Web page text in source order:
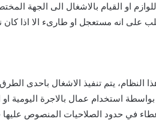
او القيام بالاشغال الى الجهة
على انه مستعجل او طارىء الا اذا كان
النظام، يتم تنفيذ الاشغال باحدى الطرق
بواسطة استخدام عمال بالاجرة اليومية او
في حدود الصلاحيات المنصوص عليها